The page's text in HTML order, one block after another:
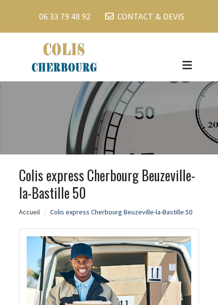
06 33 79 48 92 CONTACT & DEVIS
Colis express Cherbourg Beuzeville-
la-Bastille 50
Accueil Colis express Cherbourg Beuzeville-la-Bastille 50